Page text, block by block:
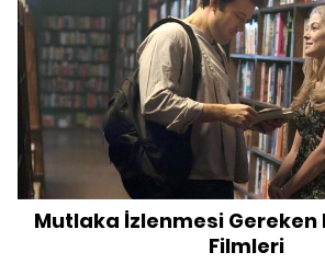
Mutlaka İzlenmesi Gereken
Filmleri